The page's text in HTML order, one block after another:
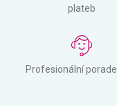
plateb
Profesionální